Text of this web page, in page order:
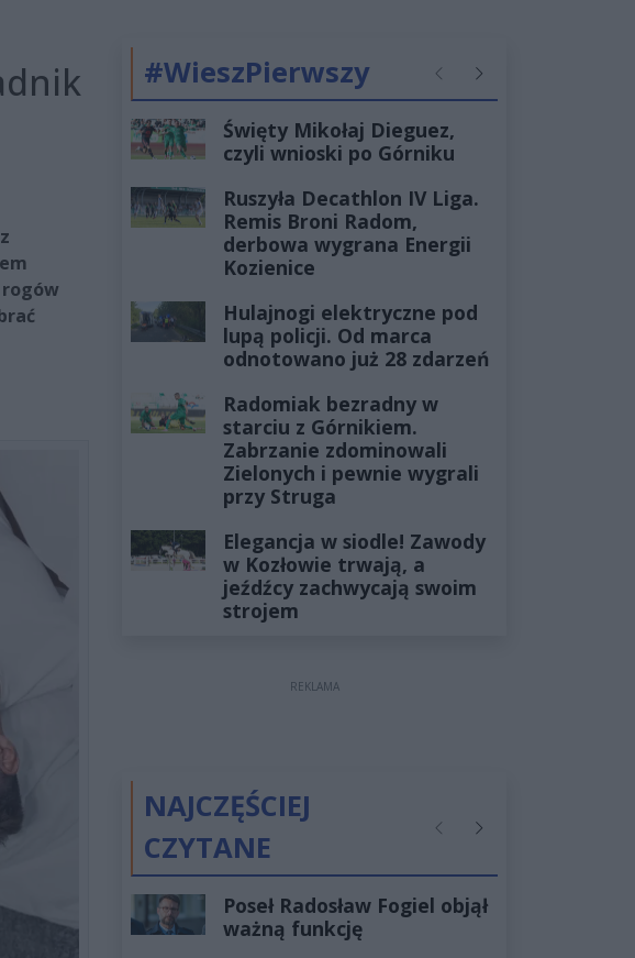
#WieszPierwszy PoprzednieNastępne
Święty Mikołaj Dieguez,
czyli wnioski po Górniku
Ruszyła Decathlon IV Liga.
Remis Broni Radom,
derbowa wygrana Energii
Kozienice
Hulajnogi elektryczne pod
lupą policji. Od marca
odnotowano już 28 zdarzeń
Radomiak bezradny w
starciu z Górnikiem.
Zabrzanie zdominowali
Zielonych i pewnie wygrali
przy Struga
Elegancja w siodle! Zawody
w Kozłowie trwają, a
jeźdźcy zachwycają swoim
strojem
REKLAMA
NAJCZĘŚCIEJ
CZYTANE
PoprzednieNastępne
Poseł Radosław Fogiel objął
ważną funkcję